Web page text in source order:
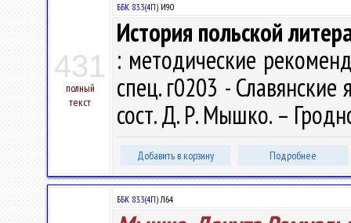
431
полный
текст
ББК 83.3(4П) И90
История польской
: методические
спец. г0203 -
сост. Д. Р. Мышко. –
Добавить в корзину Подробнее
ББК 83.3(4П)Л64